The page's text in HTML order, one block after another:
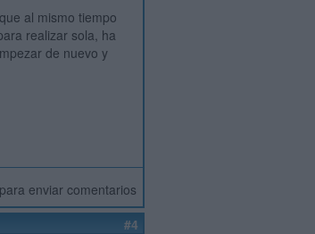
al mismo tiempo
realizar sola, ha
de nuevo y
para enviar comentarios
#4